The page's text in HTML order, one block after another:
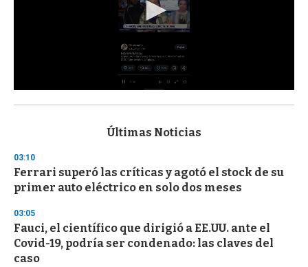
s
d
s
o
f
3
s
e
c
o
Últimas Noticias
03:10
Ferrari superó las críticas y agotó el stock de su
primer auto eléctrico en solo dos meses
03:05
Fauci, el científico que dirigió a EE.UU. ante el
Covid-19, podría ser condenado: las claves del
caso